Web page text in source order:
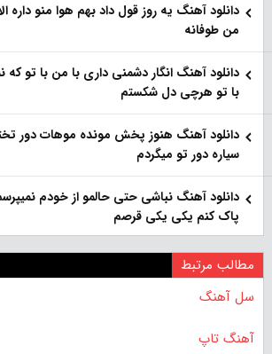
دانلود آهنگ یه روز قول داد بهم هوا منو داره
من طوفانه
دانلود آهنگ انگار دشمنی داری با من با تو که
با تو هرچی دل شکستم
دانلود آهنگ هنوز پخش مونده موهات دور
سیاره دور تو میگردم
دانلود آهنگ نباشی حتی حالمو از خودم
پاک کنم یکی یکی قرصم
مطالب مرتبط
سل آهنگ
آهنگ تاپ